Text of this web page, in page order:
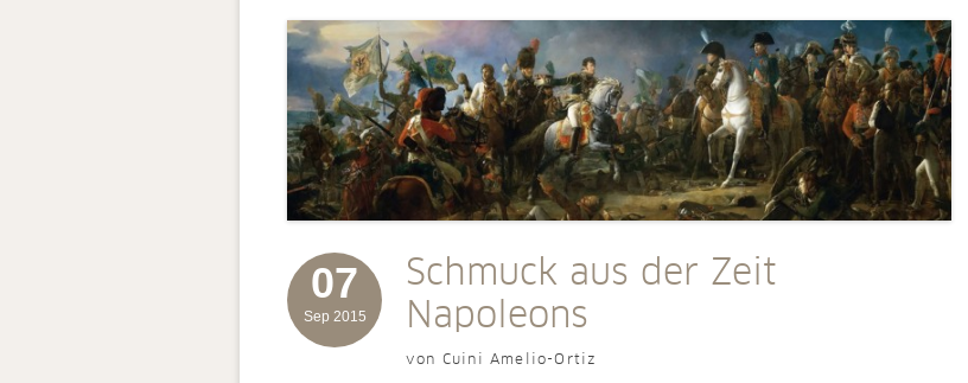
07
Sep 2015
Schmuck aus der Zeit
Napoleons
von Cuini Amelio-Ortiz